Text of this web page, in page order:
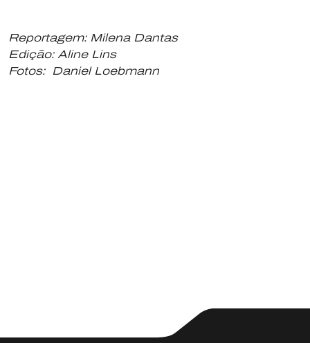
Reportagem: Milena Dantas
Edição: Aline Lins
Fotos: Daniel Loebmann